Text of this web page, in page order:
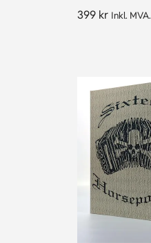
399 kr Inkl. MVA.